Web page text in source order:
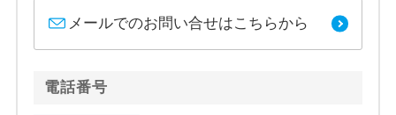
メールでのお問い合せはこちらから
電話番号